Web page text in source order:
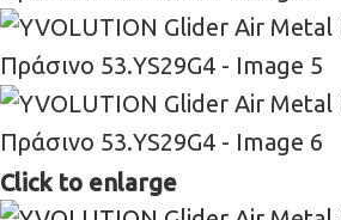
Click to enlarge